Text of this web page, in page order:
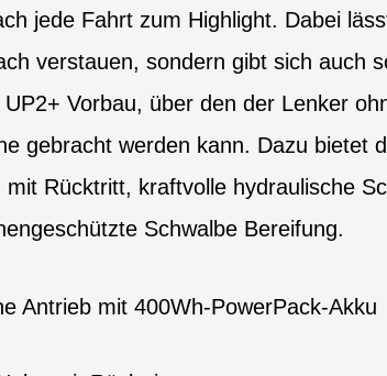
jede Fahrt zum Highlight. Dabei
verstauen, sondern gibt sich auch
Vorbau, über den der Lenker
gebracht werden kann. Dazu bietet
Rücktritt, kraftvolle hydraulische
Schwalbe Bereifung.
Antrieb mit 400Wh-PowerPack-Akku